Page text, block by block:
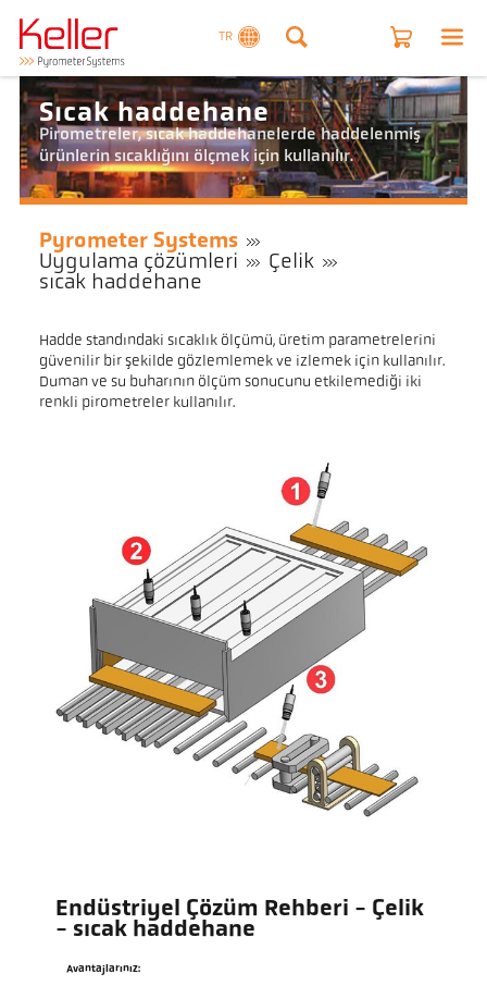
TR
Sıcak haddehane
Pirometreler, sıcak haddehanelerde haddelenmiş
ürünlerin sıcaklığını ölçmek için kullanılır.
Pyrometer Systems
Uygulama çözümleri
Çelik
sıcak haddehane
Hadde standındaki sıcaklık ölçümü, üretim parametrelerini
güvenilir bir şekilde gözlemlemek ve izlemek için kullanılır.
Duman ve su buharının ölçüm sonucunu etkilemediği iki
renkli pirometreler kullanılır.
Endüstriyel Çözüm Rehberi - Çelik
- sıcak haddehane
Avantajlarınız: